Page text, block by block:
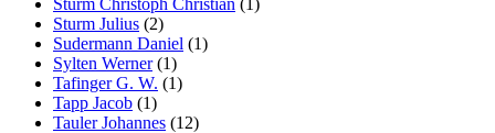
Sturm Christoph Christian (1)
Sturm Julius (2)
Sudermann Daniel (1)
Sylten Werner(1)
Tafinger G. W. (1)
Tapp Jacob (1)
Tauler Johannes (12)